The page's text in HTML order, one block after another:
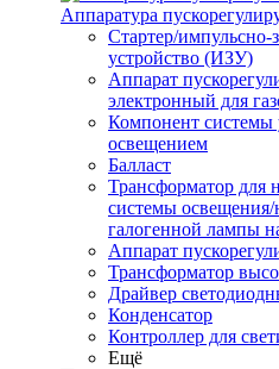
Аппаратура
Стартер/
устройство (ИЗУ)
Аппарат
электронный для
Компонент системы
освещением
Балласт
Трансформатор для
системы освещения/
галогенной лампы
Аппарат
Трансформатор
Драйвер
Конденсатор
Контроллер для
Ещё